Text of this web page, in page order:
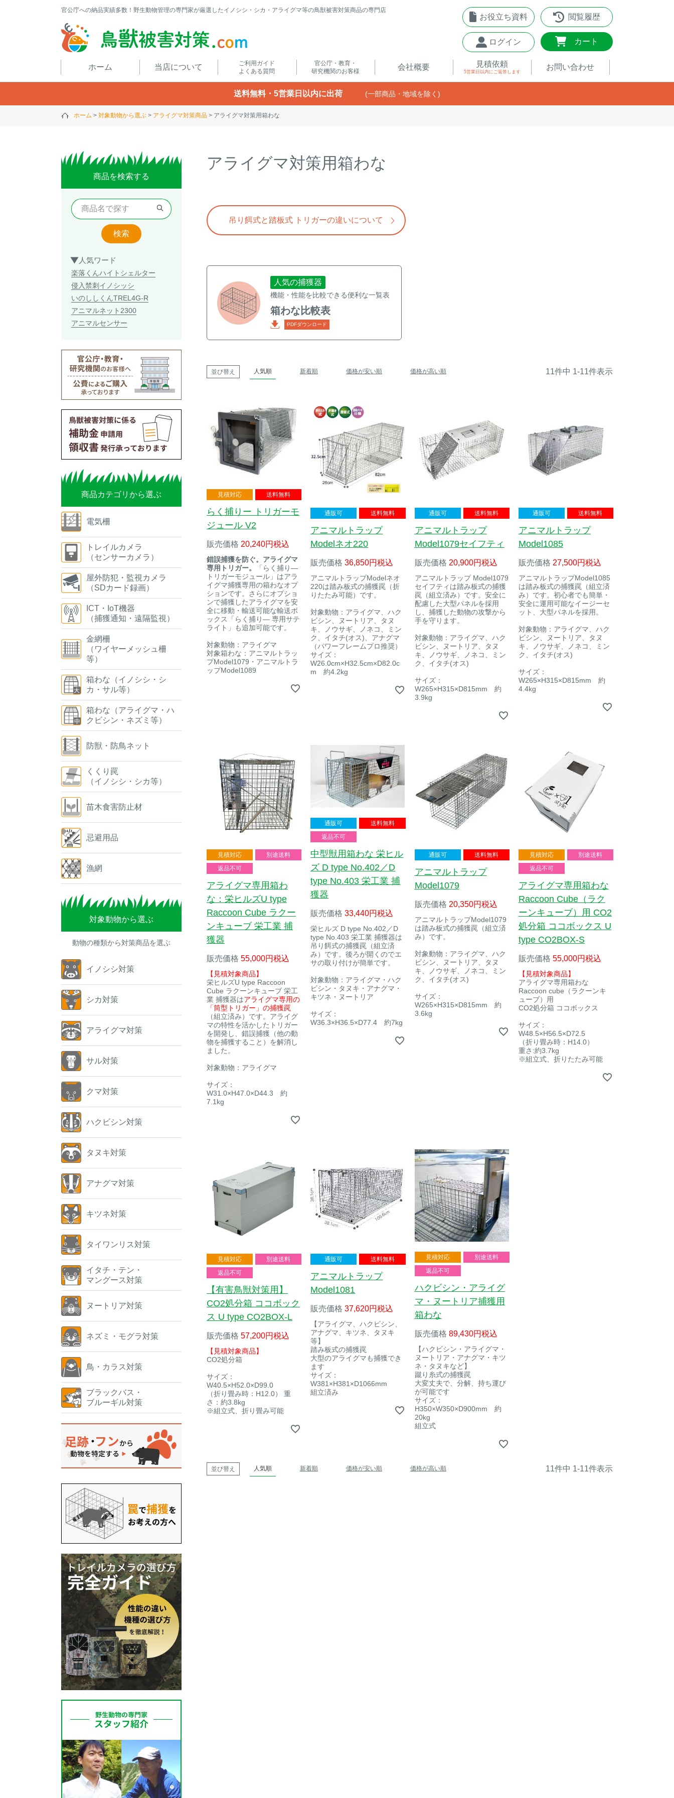
官公庁への納品実績多数！野生動物管理の専門家が厳選したイノシシ・シカ・アライグマ等の鳥獣被害対策商品の専門店
お役立ち資料 閲覧履歴
ログイン カート
ホーム 当店について
ご利用ガイド
よくある質問
官公庁・教育・
研究機関のお客様
会社概要 見積依頼
5営業日以内 にご返答します
お問い合わせ
送料無料・5営業日以内に出荷 (一部商品・地域を除く)
ホーム 対象動物から選ぶ アライグマ対策商品 アライグマ対策用箱わな
商品を検索する
検索
人気ワード
楽落くんハイトシェルター
侵入禁刺 イノシッシ
いのししくんTREL4G-R
アニマルネット2300
アニマルセンサー
商品カテゴリから選ぶ
電気柵
トレイルカメラ
（センサーカメラ）
屋外防犯・監視カメラ
（SDカード録画）
ICT・IoT機器
（捕獲通知・遠隔監視）
金網柵
（ワイヤーメッシュ柵
等）
箱わな（イノシシ・シ
カ・サル等）
箱わな（アライグマ・ハ
クビシン・ネズミ等）
防獣・防鳥ネット
くくり罠
（イノシシ・シカ等）
苗木食害防止材
忌避用品
漁網
対象動物から選ぶ
動物の種類から対策商品を選ぶ
イノシシ対策
シカ対策
アライグマ対策
サル対策
クマ対策
ハクビシン対策
タヌキ対策
アナグマ対策
キツネ対策
タイワンリス対策
イタチ・テン・
マングース対策
ヌートリア対策
ネズミ・モグラ対策
鳥・カラス対策
ブラックバス・
ブルーギル対策
アライグマ対策用箱わな
吊り餌式と踏板式 トリガーの違いについて
人気の捕獲器
機能・性能を比較できる便利な一覧表
箱わな比較表
PDFダウンロード
並び替え 人気順 新着順 価格が安い順 価格が高い順 11件中 1-11件表示
見積対応 送料無料
らく捕りー トリガーモ
ジュール V2
販売価格 20,240 税込
錯誤捕獲を防ぐ。アライグマ
専用トリガー。
「らく捕り―
トリガーモジュール」はアラ
イグマ捕獲専用の箱わなオプ
ションです。さらにオプショ
ンで捕獲したアライグマを安
全に移動・輸送可能な輸送ボ
ックス「らく捕り― 専用サテ
ライト」も追加可能です。
対象動物：アライグマ
対象箱わな：アニマルトラッ
プModel1079・アニマルトラ
ップModel1089
通販可 送料無料
アニマルトラップ
Modelネオ220
販売価格 36,850 税込
アニマルトラップModelネオ
220は踏み板式の捕獲罠（折
りたたみ可能）です。
対象動物：アライグマ、ハク
ビシン、ヌートリア、タヌ
キ、ノウサギ、ノネコ、ミン
ク、イタチ(オス)、アナグマ
（パワーフレームプロ推奨）
サイズ：
W26.0cm×H32.5cm×D82.0c
m 約4.2kg
通販可 送料無料
アニマルトラップ
Model1079セイフティ
販売価格 20,900 税込
アニマルトラップ Model1079
セイフティは踏み板式の捕獲
罠（組立済み）です。安全に
配慮した大型パネルを採用
し、捕獲した動物の攻撃から
手を守ります。
対象動物：アライグマ、ハク
ビシン、ヌートリア、タヌ
キ、ノウサギ、ノネコ、ミン
ク、イタチ(オス)
サイズ：
W265×H315×D815mm 約
3.9kg
通販可 送料無料
アニマルトラップ
Model1085
販売価格 27,500 税込
アニマルトラップModel1085
は踏み板式の捕獲罠（組立済
み）です。初心者でも簡単・
安全に運用可能なイージーセ
ット、大型パネルを採用。
対象動物：アライグマ、ハク
ビシン、ヌートリア、タヌ
キ、ノウサギ、ノネコ、ミン
ク、イタチ(オス)
サイズ：
W265×H315×D815mm 約
4.4kg
見積対応
別途送料
返品不可
アライグマ専用箱わ
な：栄ヒルズU type
Raccoon Cube ラクー
ンキューブ 栄工業 捕
獲器
販売価格 55,000 税込
【見積対象商品】
栄ヒルズU type Raccoon
Cube ラクーンキューブ 栄工
業 捕獲器はアライグマ専用の
「筒型トリガー」の捕獲罠
（組立済み）です。アライグ
マの特性を活かしたトリガー
を開発し、錯誤捕獲（他の動
物を捕獲すること）を解消し
ました。
対象動物：アライグマ
サイズ：
W31.0×H47.0×D44.3 約
7.1kg
通販可
送料無料
返品不可
中型獣用箱わな 栄ヒル
ズ D type No.402／D
type No.403 栄工業 捕
獲器
販売価格 33,440 税込
栄ヒルズ D type No.402／D
type No.403 栄工業 捕獲器は
吊り餌式の捕獲罠（組立済
み）です。後ろが開くのでエ
サの取り付けが簡単です。
対象動物：アライグマ・ハク
ビシン・タヌキ・アナグマ・
キツネ・ヌートリア
サイズ：
W36.3×H36.5×D77.4 約7kg
通販可 送料無料
アニマルトラップ
Model1079
販売価格 20,350 税込
アニマルトラップModel1079
は踏み板式の捕獲罠（組立済
み）です。
対象動物：アライグマ、ハク
ビシン、ヌートリア、タヌ
キ、ノウサギ、ノネコ、ミン
ク、イタチ(オス)
サイズ：
W265×H315×D815mm 約
3.6kg
見積対応
別途送料
返品不可
アライグマ専用箱わな
Raccoon Cube（ラク
ーンキューブ）用 CO2
処分箱 ココボックス U
type CO2BOX-S
販売価格 55,000 税込
【見積対象商品】
アライグマ専用箱わな
Raccoon cube（ラクーンキ
ューブ）用
CO2処分箱 ココボックス
サイズ：
W48.5×H56.5×D72.5
（折り畳み時：H14.0）
重さ:約3.7kg
※組立式、折りたたみ可能
見積対応
別途送料
返品不可
【有害鳥獣対策用】
CO2処分箱 ココボック
ス U type CO2BOX-L
販売価格 57,200 税込
【見積対象商品】
CO2処分箱
サイズ：
W40.5×H52.0×D99.0
（折り畳み時：H12.0） 重
さ：約3.8kg
※組立式、折り畳み可能
通販可 送料無料
アニマルトラップ
Model1081
販売価格 37,620 税込
【アライグマ、ハクビシン、
アナグマ、キツネ、タヌキ
等】
踏み板式の捕獲罠
大型のアライグマも捕獲でき
ます
サイズ：
W381×H381×D1066mm
組立済み
見積対応
別途送料
返品不可
ハクビシン・アライグ
マ・ヌートリア捕獲用
箱わな
販売価格 89,430 税込
【ハクビシン・アライグマ・
ヌートリア・アナグマ・キツ
ネ・タヌキなど】
蹴り糸式の捕獲罠
大変丈夫で、分解、持ち運び
が可能です
サイズ：
H350×W350×D900mm 約
20kg
組立式
並び替え 人気順 新着順 価格が安い順 価格が高い順 11件中 1-11件表示